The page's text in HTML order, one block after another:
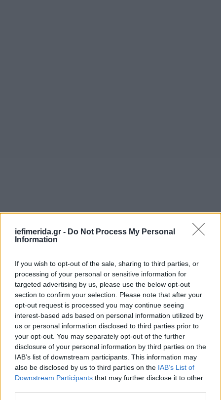
iefimerida.gr - Do Not Process My Personal
Information
If you wish to opt-out of the sale, sharing to third parties, or
processing of your personal or sensitive information for
targeted advertising by us, please use the below opt-out
section to confirm your selection. Please note that after your
opt-out request is processed you may continue seeing
interest-based ads based on personal information utilized by
us or personal information disclosed to third parties prior to
your opt-out. You may separately opt-out of the further
disclosure of your personal information by third parties on the
IAB’s list of downstream participants. This information may
also be disclosed by us to third parties on the IAB’s List of
Downstream Participants that may further disclose it to other
Βασιζόμαστε στη δέσμευση των ηγετών της G20 για
την ανάπτυξη μιας μαζικής και συντονισμένης
αντίδρασης στον ιό. Υποστηρίζουμε την έκκληση
για δράση που απηύθυναν ο Παγκόσμιος
Οργανισμός Υγείας και άλλοι διεθνείς φορείς του
τομέα της υγείας. Γι’ αυτό, πρόσφατα
εγκαινιάσαμε την πλατφόρμα παγκόσμιας
συνεργασίας «Access to COVID-19 Tools(ACT)
Accelerator» που αποσκοπεί στην επιτάχυνση και
επέκταση της έρευνας, της ανάπτυξης, της